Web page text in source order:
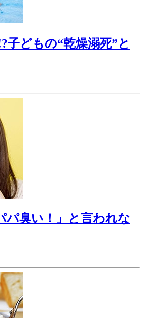
子どもの“乾燥溺死”と
パ臭い！」と言われな